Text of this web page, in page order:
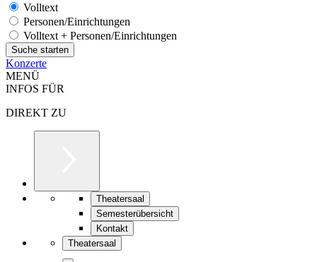
Volltext
Personen/Einrichtungen
Volltext + Personen/Einrichtungen
Konzerte
MENÜ
INFOS FÜR
DIREKT ZU
Theatersaal
Semesterübersicht
Kontakt
Theatersaal